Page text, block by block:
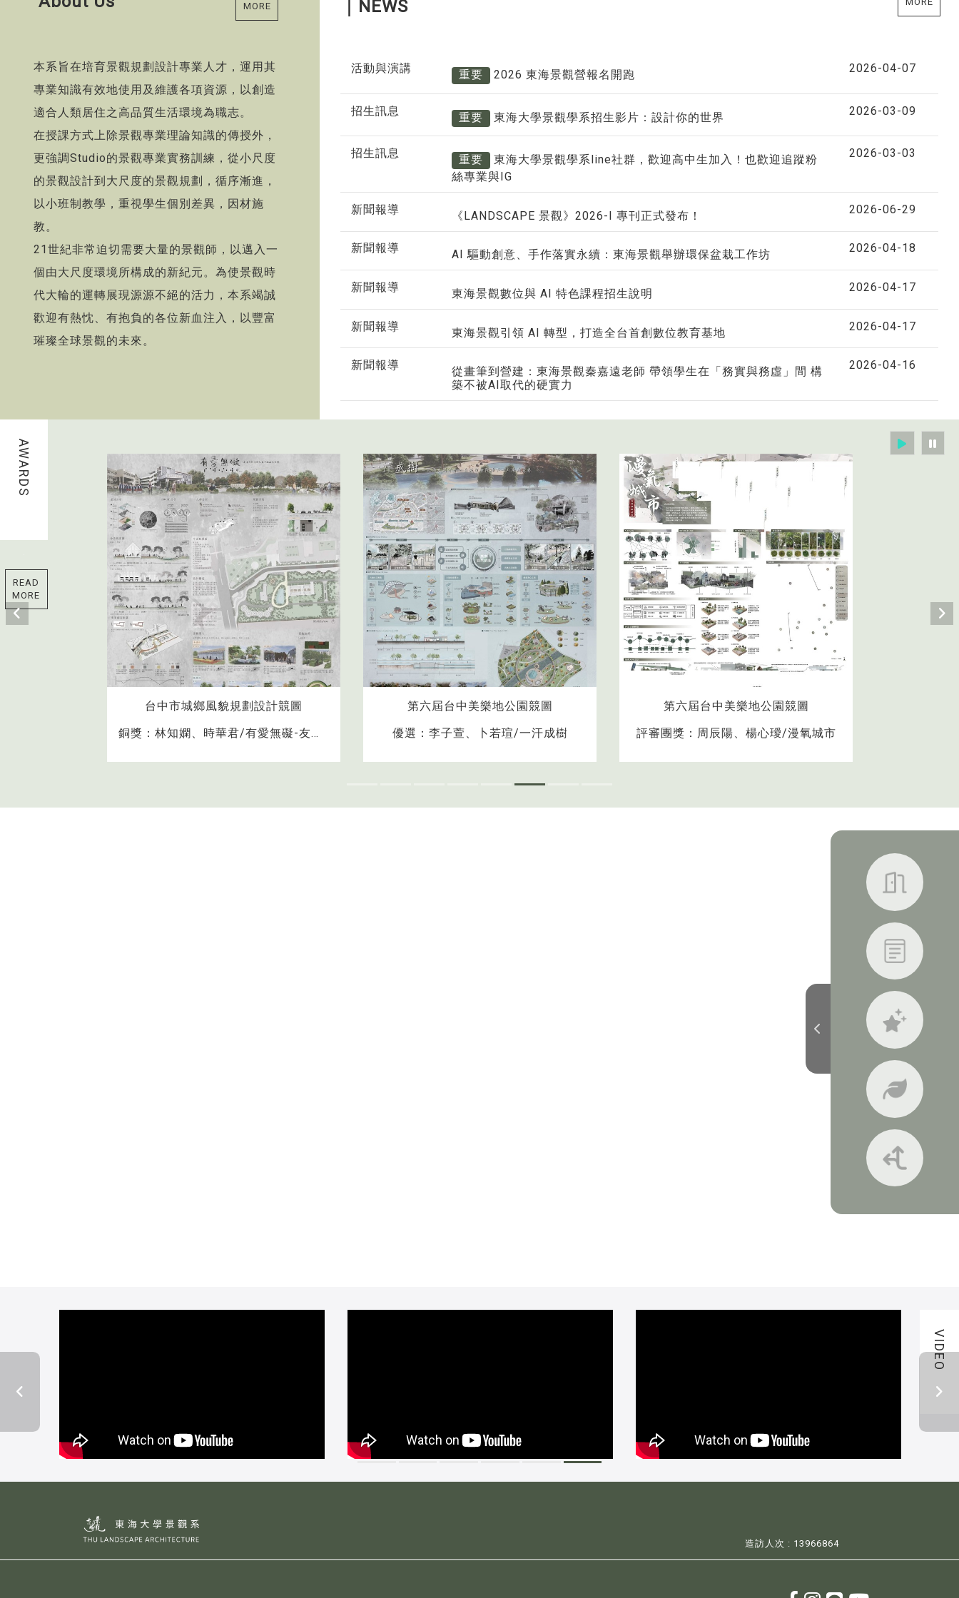
本系旨在培育景觀規劃設計專業人才，運用其
專業知識有效地使用及維護各項資源，以創造
適合人類居住之高品質生活環境為職志。
在授課方式上除景觀專業理論知識的傳授外，
更強調Studio的景觀專業實務訓練，從小尺度
的景觀設計到大尺度的景觀規劃，循序漸進，
以小班制教學，重視學生個別差異，因材施
教。
21世紀非常迫切需要大量的景觀師，以邁入一
個由大尺度環境所構成的新紀元。為使景觀時
代大輪的運轉展現源源不絕的活力，本系竭誠
歡迎有熱忱、有抱負的各位新血注入，以豐富
璀璨全球景觀的未來。
MORE ｜NEWS
活動與演講 重要 2026 東海景觀營報名開跑 2026-04-07
招生訊息 重要 東海大學景觀學系招生影片：設計你的世界 2026-03-09
招生訊息 重要
東海大學景觀學系line社群，歡迎高中生加入！也歡迎追蹤粉
絲專業與IG
2026-03-03
新聞報導 《LANDSCAPE 景觀》2026-I 專刊正式發布！ 2026-06-29
新聞報導 AI 驅動創意、手作落實永續：東海景觀舉辦環保盆栽工作坊 2026-04-18
新聞報導 東海景觀數位與 AI 特色課程招生說明 2026-04-17
新聞報導 東海景觀引領 AI 轉型，打造全台首創數位教育基地 2026-04-17
新聞報導
從畫筆到營建：東海景觀秦嘉遠老師 帶領學生在「務實與務虛」間 構
築不被AI取代的硬實力
2026-04-16
AWARDS
READ
MORE
台中市城鄉風貌規劃設計競圖
銅獎：林知嫻、時華君/有愛無礙-友善視障者的社區共融森林公園
第六屆台中美樂地公園競圖
優選：李子萱、卜若瑄/一汗成樹
第六屆台中美樂地公園競圖
評審團獎：周辰陽、楊心璦/漫氧城市
VIDEO
造訪人次 : 13966864